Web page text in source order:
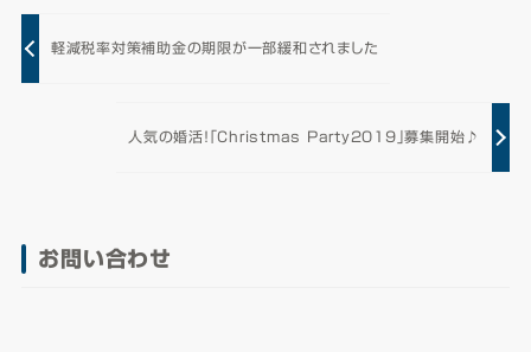
軽減税率対策補助金の期限が一部緩和されました
人気の婚活！「Christmas Party2019」募集開始♪
お問い合わせ